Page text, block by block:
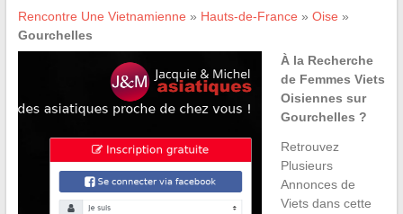
Rencontre Une Vietnamienne » Hauts-de-France » Oise »
Gourchelles
À la Recherche
de Femmes Viets
Oisiennes sur
Gourchelles ?
Retrouvez
Plusieurs
Annonces de
Viets dans cette